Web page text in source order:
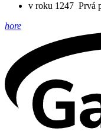
v roku 1247 Prvá
hore